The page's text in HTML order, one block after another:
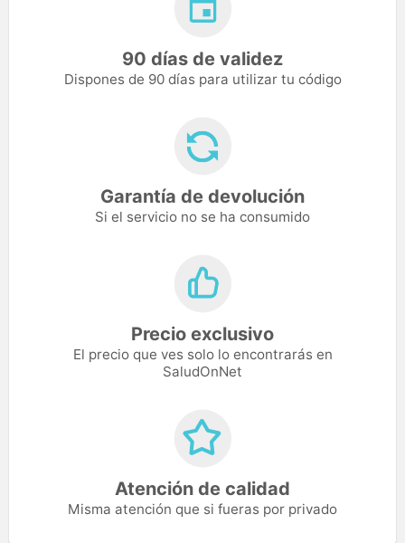
90 días de validez
Dispones de 90 días para utilizar tu código
Garantía de devolución
Si el servicio no se ha consumido
Precio exclusivo
El precio que ves solo lo encontrarás en
SaludOnNet
Atención de calidad
Misma atención que si fueras por privado